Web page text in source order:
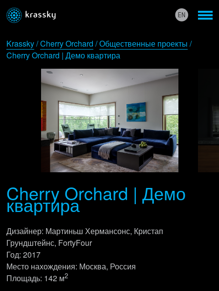
Krassky/Cherry Orchard /Общественные проекты /
Cherry Orchard | Демо квартира
Cherry Orchard | Демо
квартира
Дизайнер: Мартиньш Хермансонс, Кристап
Грундштейнс, FortyFour
Год: 2017
Место нахождения: Москва, Россия
Площадь: 142 м2